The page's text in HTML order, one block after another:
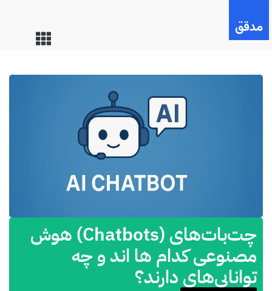
چت‌بات‌های (Chatbots) هوش
مصنوعی کدام ها اند و چه
توانایی‌های دارند؟